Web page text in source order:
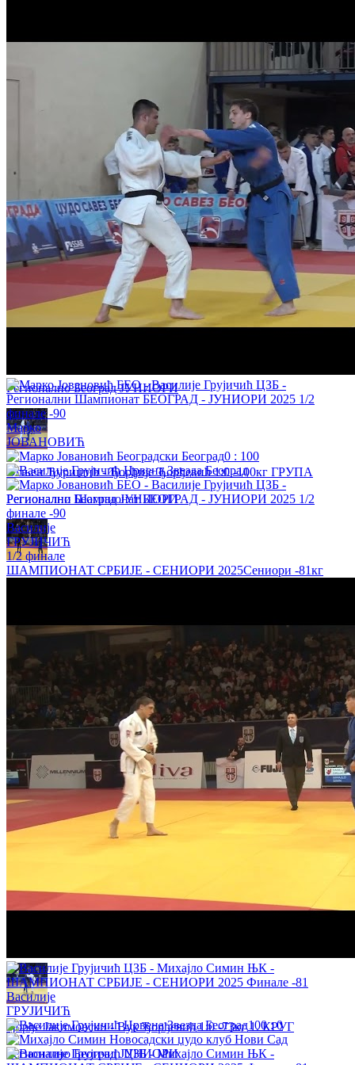
Регионално Београд ЈУНИОРИ
Јован Ђорђевић - Никола Пауновић 0:1 -66кг ПЛАСМАН
Регионално Београд ЈУНИОРИ
Екатерина Познановић - Ивона Ивановић 0:1 -57кг 1/4
ФИНАЛЕ
Регионално Београд ЈУНИОРИ
Регионално Београд ЈУНИОРИ
Огњен Ђуришић - Ђорђије Ђорђевић 1:0 -100кг ГРУПА
Регионално Београд ЈУНИОРИ
Вук Боговац - Матија Милетић 1:0 +100кг 1/2 ФИНАЛЕ
Регионално Београд ЈУНИОРИ
Филип Драганић - Лазар Шапић 0:1 -73кг 1. КРУГ
Регионално Београд ЈУНИОРИ
Милица Јовановић - Ива Милошевић 0:1 -52кг 1/4 ФИНАЛЕ
Ђорђе Јакимовски - Вук Ђорђевић 1:0 -73кг 1. КРУГ
Регионално Београд ЈУНИОРИ
Марко
ЈОВАНОВИЋ
0 : 100
Василије
ГРУЈИЧИЋ
1/2 финале
ШАМПИОНАТ СРБИЈЕ - СЕНИОРИ 2025Сениори -81кг
Василије
ГРУЈИЧИЋ
100:0